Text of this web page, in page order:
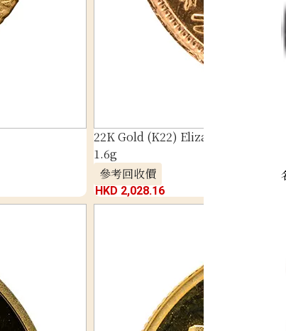
22K Gold (K22) Elizabeth II Half
1.6g
參考回收價
HKD 2,028.16